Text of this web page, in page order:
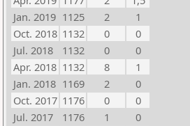
Jan. 2019 1125 2
1
Oct. 2018 1132 0
0
Jul. 2018
1132 0
0
Apr. 2018 1132 8
1
Jan. 2018 1169 2
0
Oct. 2017 1176 0
0
Jul. 2017
1176 1
0